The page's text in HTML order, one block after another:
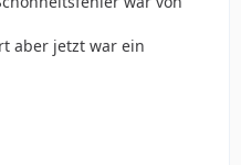
aber jetzt war ein